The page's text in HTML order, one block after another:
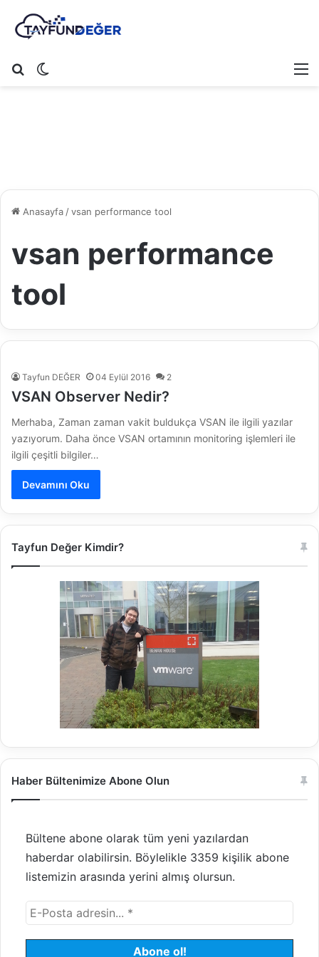
Arama yap ...
Anasayfa/vsan performance tool
vsan performance
tool
Tayfun DEĞER 04 Eylül 2016 2
VSAN Observer Nedir?
Merhaba, Zaman zaman vakit buldukça VSAN ile ilgili yazılar
yazıyorum. Daha önce VSAN ortamının monitoring işlemleri ile
ilgili çeşitli bilgiler…
Devamını Oku
Tayfun Değer Kimdir?
Haber Bültenimize Abone Olun
Bültene abone olarak tüm yeni yazılardan
haberdar olabilirsin. Böylelikle 3359 kişilik abone
listemizin arasında yerini almış olursun.